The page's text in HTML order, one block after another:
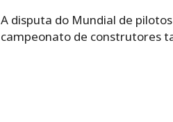
A disputa do Mundial de
campeonato de construtores